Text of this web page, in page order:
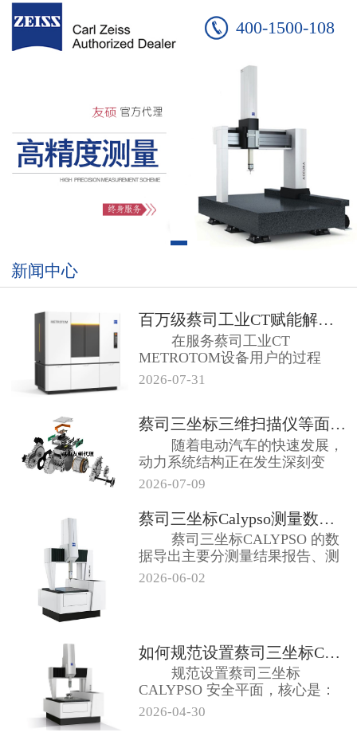
400-1500-108
新闻中心
百万级蔡司工业CT赋能解决方案 ...
在服务蔡司工业CT
METROTOM设备用户的过程
中，我们发现...
2026-07-31
蔡司三坐标三维扫描仪等面向电动出...
随着电动汽车的快速发展，
动力系统结构正在发生深刻变
化。与传统内燃...
2026-07-09
蔡司三坐标Calypso测量数据...
蔡司三坐标CALYPSO 的数
据导出主要分测量结果报告、测
点云 ...
2026-06-02
如何规范设置蔡司三坐标CALYP...
规范设置蔡司三坐标
CALYPSO 安全平面，核心是：
先建坐标系→...
2026-04-30